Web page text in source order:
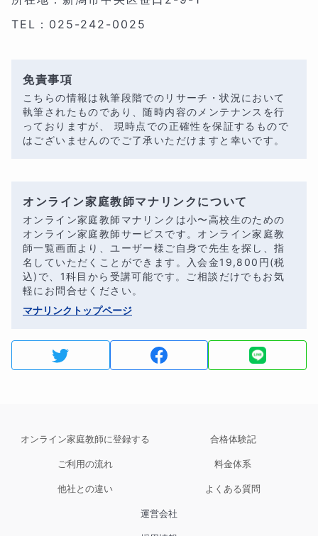
TEL： 025-242-0025
免責事項
こちらの情報は執筆段階でのリサーチ・状況において
執筆されたものであり、随時内容のメンテナンスを行
っておりますが、 現時点での正確性を保証するもので
はございませんのでご了承いただけますと幸いです。
オンライン家庭教師マナリンクについて
オンライン家庭教師マナリンクは小〜高校生のための
オンライン家庭教師サービスです。オンライン家庭教
師一覧画面より、ユーザー様ご自身で先生を探し、指
名していただくことができます。入会金19,800 円(税
込)で、1科目から受講可能です。ご相談だけでもお気
軽にお問合せください。
マナリンクトップページ
オンライン家庭教師に登録する 合格体験記
ご利用の流れ 料金体系
他社との違い よくある質問
運営会社